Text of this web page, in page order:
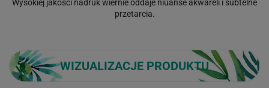
Wysokiej jakości nadruk wiernie oddaje niuanse akwareli i subtelne
przetarcia.
WIZUALIZACJE PRODUKTU